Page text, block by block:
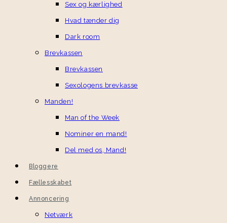
Sex og kærlighed
Hvad tænder dig
Dark room
Brevkassen
Brevkassen
Sexologens brevkasse
Manden!
Man of the Week
Nominer en mand!
Del med os, Mand!
Bloggere
Fællesskabet
Annoncering
Netværk